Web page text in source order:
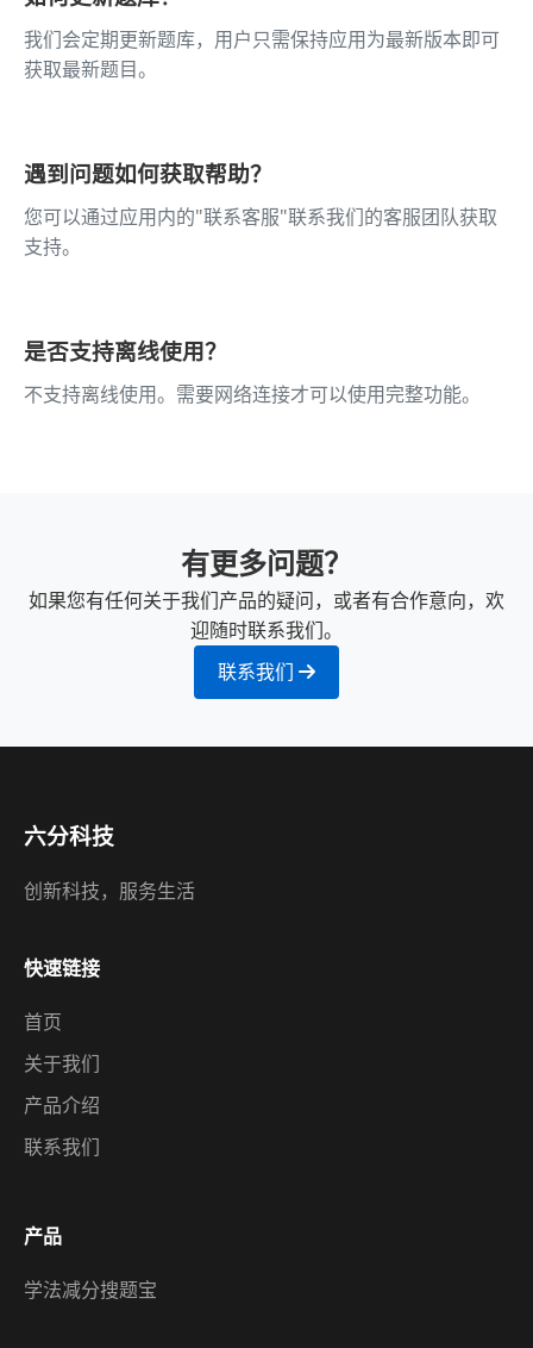
我们会定期更新题库，用户只需保持应用为最新版本即可
获取最新题目。
遇到问题如何获取帮助？
您可以通过应用内的"联系客服"联系我们的客服团队获取
支持。
是否支持离线使用？
不支持离线使用。需要网络连接才可以使用完整功能。
有更多问题？
如果您有任何关于我们产品的疑问，或者有合作意向，欢
迎随时联系我们。
联系我们
六分科技
创新科技，服务生活
快速链接
首页
关于我们
产品介绍
联系我们
产品
学法减分搜题宝